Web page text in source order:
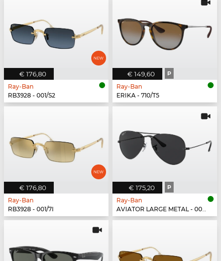
€ 176,80
Ray-Ban
RB3928 - 001/S2
€ 149,60 P
Ray-Ban
ERIKA - 710/T5
€ 176,80
Ray-Ban
RB3928 - 001/7I
€ 175,20 P
Ray-Ban
AVIATOR LARGE METAL - 002/48